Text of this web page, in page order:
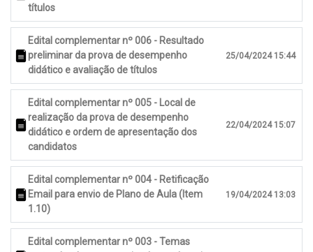
títulos
Edital complementar nº 006 - Resultado
preliminar da prova de desempenho
didático e avaliação de títulos
25/04/2024 15:44
Edital complementar nº 005 - Local de
realização da prova de desempenho
didático e ordem de apresentação dos
candidatos
22/04/2024 15:07
Edital complementar nº 004 - Retificação
Email para envio de Plano de Aula (Item
1.10)
19/04/2024 13:03
Edital complementar nº 003 - Temas